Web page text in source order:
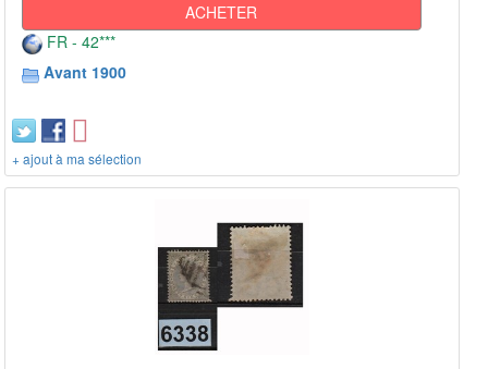
ACHETER
FR - 42***
Avant 1900
+ ajout à ma sélection